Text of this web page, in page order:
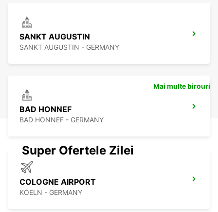
SANKT AUGUSTIN
SANKT AUGUSTIN - GERMANY
BAD HONNEF
BAD HONNEF - GERMANY
COLOGNE AIRPORT
KOELN - GERMANY
Mai multe birouri
Super Ofertele Zilei